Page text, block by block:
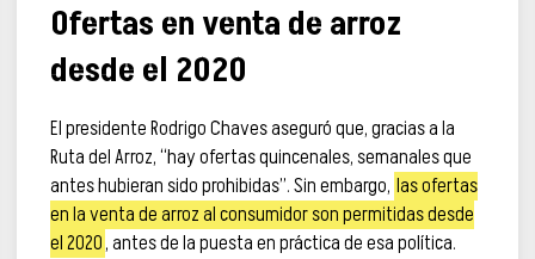
Ofertas en venta de arroz
desde el 2020
El presidente Rodrigo Chaves aseguró que, gracias a la
Ruta del Arroz, “hay ofertas quincenales, semanales que
antes hubieran sido prohibidas”. Sin embargo, las ofertas
en la venta de arroz al consumidor son permitidas desde
el 2020, antes de la puesta en práctica de esa política.